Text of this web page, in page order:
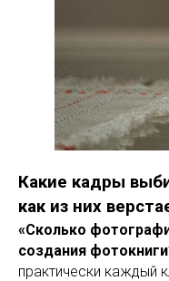
Какие кадры
как из них
«Сколько
создания
практически каждый